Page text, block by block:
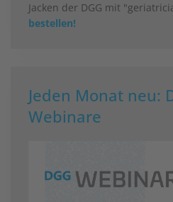
Jacken der DGG mit
bestellen!
Jeden Monat neu:
Webinare